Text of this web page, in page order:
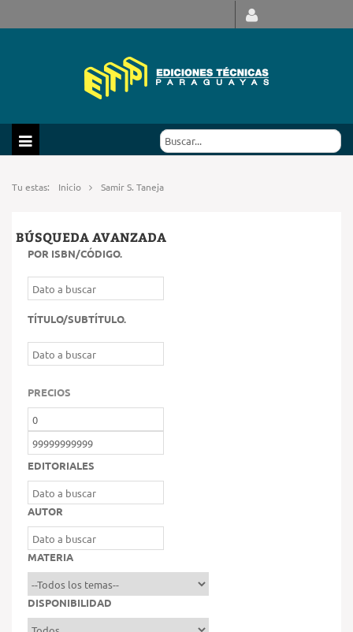
Tu estas: Inicio Samir S. Taneja
BÚSQUEDA AVANZADA
POR ISBN/CÓDIGO.
TÍTULO/SUBTÍTULO.
PRECIOS
EDITORIALES
AUTOR
MATERIA
DISPONIBILIDAD